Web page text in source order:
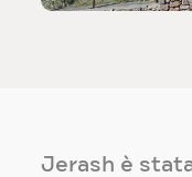
Jerash è